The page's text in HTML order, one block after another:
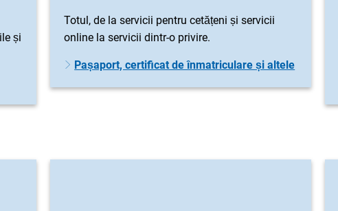
și
Totul, de la servicii pentru cetățeni și servicii
online la servicii dintr-o privire.
Pașaport, certificat de înmatriculare și altele